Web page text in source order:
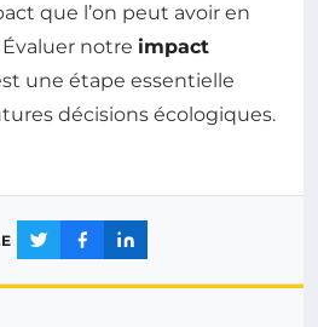
que l’on peut avoir en
notre impact
une étape essentielle
décisions écologiques.